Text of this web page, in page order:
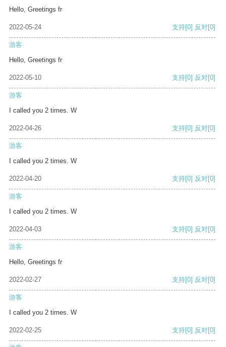
Hello, Greetings fr
2022-05-24 支持[0] 反对[0]
游客
Hello, Greetings fr
2022-05-10 支持[0] 反对[0]
游客
I called you 2 times. W
2022-04-26 支持[0] 反对[0]
游客
I called you 2 times. W
2022-04-20 支持[0] 反对[0]
游客
I called you 2 times. W
2022-04-03 支持[0] 反对[0]
游客
Hello, Greetings fr
2022-02-27 支持[0] 反对[0]
游客
I called you 2 times. W
2022-02-25 支持[0] 反对[0]